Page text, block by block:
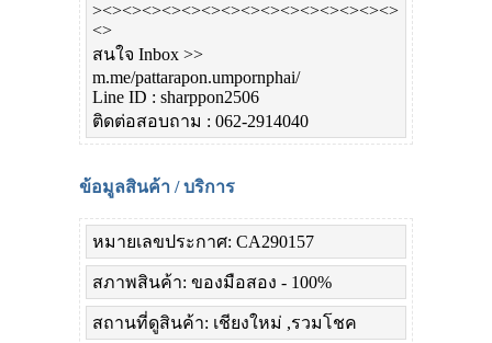
><><><><><><><><><><><><><><><>
<>
สนใจ Inbox >>
m.me/pattarapon.umpornphai/
Line ID : sharppon2506
ติดต่อสอบถาม : 062-2914040
ข้อมูลสินค้า / บริการ
หมายเลขประกาศ: CA290157
สภาพสินค้า: ของมือสอง - 100%
สถานที่ดูสินค้า: เชียงใหม่ ,รวมโชค